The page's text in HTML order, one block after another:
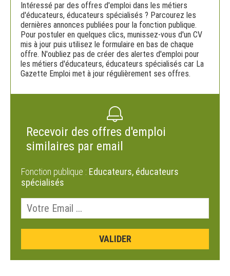
Intéressé par des offres d'emploi dans les métiers
d'éducateurs, éducateurs spécialisés ? Parcourez les
dernières annonces publiées pour la fonction publique.
Pour postuler en quelques clics, munissez-vous d'un CV
mis à jour puis utilisez le formulaire en bas de chaque
offre. N'oubliez pas de créer des alertes d'emploi pour
les métiers d'éducateurs, éducateurs spécialisés car La
Gazette Emploi met à jour régulièrement ses offres.
Recevoir des offres d'emploi
similaires par email
Fonction publique : Educateurs, éducateurs
spécialisés